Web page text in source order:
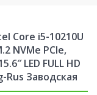
Core i5-10210U
NVMe PCIe,
LED FULL HD
Rus Заводская